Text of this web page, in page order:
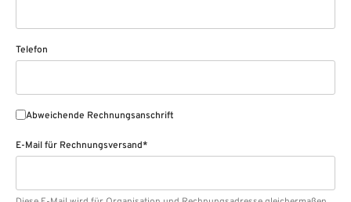
Telefon
Abweichende Rechnungsanschrift
E-Mail für Rechnungsversand*